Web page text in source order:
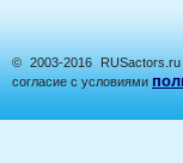
© 2003-2016
согласие с условиями